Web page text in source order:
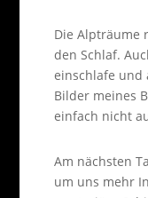
Die Alpträume
den Schlaf.
einschlafe und
Bilder meines
einfach nicht
Am nächsten
um uns mehr